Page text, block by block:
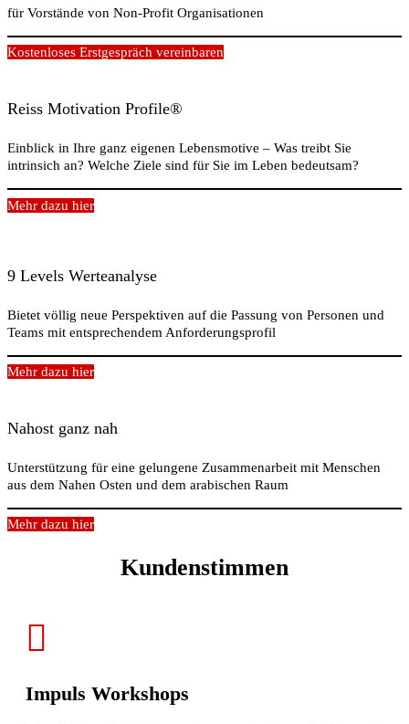
für Vorstände von Non-Profit Organisationen
Kostenloses Erstgespräch vereinbaren
Reiss Motivation Profile®
Einblick in Ihre ganz eigenen Lebensmotive – Was treibt Sie
intrinsich an? Welche Ziele sind für Sie im Leben bedeutsam?
Mehr dazu hier
9 Levels Werteanalyse
Bietet völlig neue Perspektiven auf die Passung von Personen und
Teams mit entsprechendem Anforderungsprofil
Mehr dazu hier
Nahost ganz nah
Unterstützung für eine gelungene Zusammenarbeit mit Menschen
aus dem Nahen Osten und dem arabischen Raum
Mehr dazu hier
Kundenstimmen
Impuls Workshops